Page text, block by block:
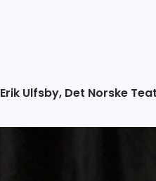
Erik Ulfsby, Det Norske